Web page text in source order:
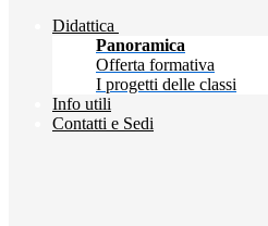
Didattica
Panoramica
Offerta formativa
I progetti delle classi
Info utili
Contatti e Sedi